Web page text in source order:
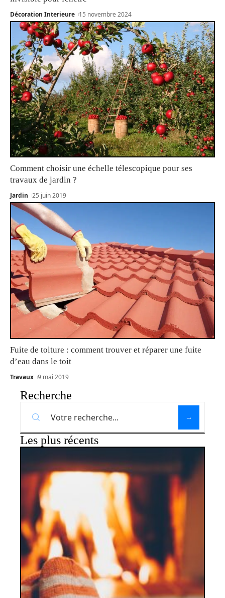
Décoration Interieure 15 novembre 2024
Comment choisir une échelle télescopique pour ses
travaux de jardin ?
Jardin 25 juin 2019
Fuite de toiture : comment trouver et réparer une fuite
d’eau dans le toit
Travaux 9 mai 2019
Recherche
Les plus récents